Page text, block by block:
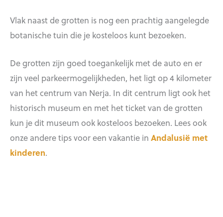
Vlak naast de grotten is nog een prachtig aangelegde
botanische tuin die je kosteloos kunt bezoeken.
De grotten zijn goed toegankelijk met de auto en er
zijn veel parkeermogelijkheden, het ligt op 4 kilometer
van het centrum van Nerja. In dit centrum ligt ook het
historisch museum en met het ticket van de grotten
kun je dit museum ook kosteloos bezoeken. Lees ook
onze andere tips voor een vakantie in Andalusië met
kinderen.